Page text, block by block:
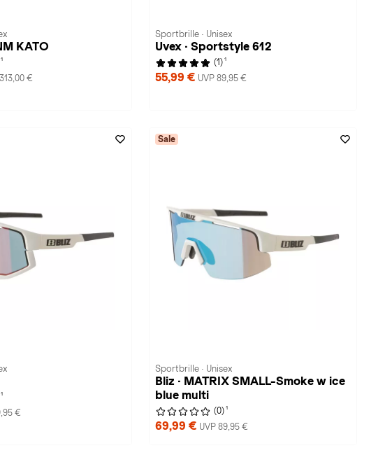
KATO
1
€
Sportbrille · Unisex
Uvex · Sportstyle 612
(1) 1
55,99 € UVP 89,95 €
1
€
Sale
Sportbrille · Unisex
Bliz · MATRIX SMALL-Smoke w ice
blue multi
(0) 1
69,99 € UVP 89,95 €